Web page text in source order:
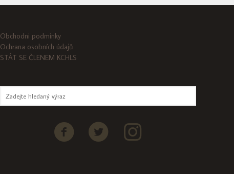
Obchodni podminky
Ochrana osobních údajů
STÁT SE ČLENEM KCHLS